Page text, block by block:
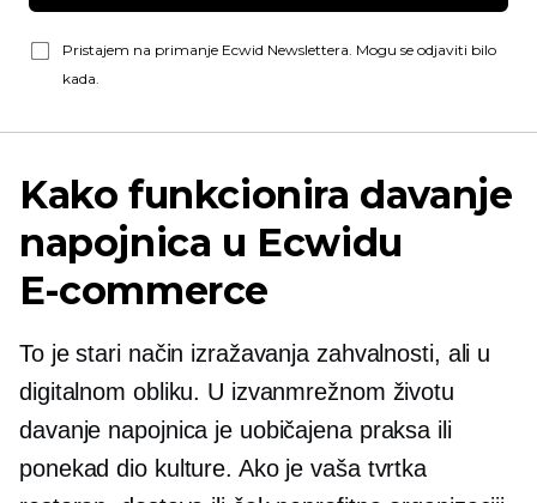
Pristajem na primanje Ecwid Newslettera. Mogu se odjaviti bilo
kada.
Kako funkcionira davanje
napojnica u Ecwidu
E-commerce
To je stari način izražavanja zahvalnosti, ali u
digitalnom obliku. U izvanmrežnom životu
davanje napojnica je uobičajena praksa ili
ponekad dio kulture. Ako je vaša tvrtka